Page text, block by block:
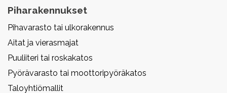
Piharakennukset
Pihavarasto tai ulkorakennus
Aitat ja vierasmajat
Puuliiteri tai roskakatos
Pyörävarasto tai moottoripyöräkatos
Taloyhtiömallit